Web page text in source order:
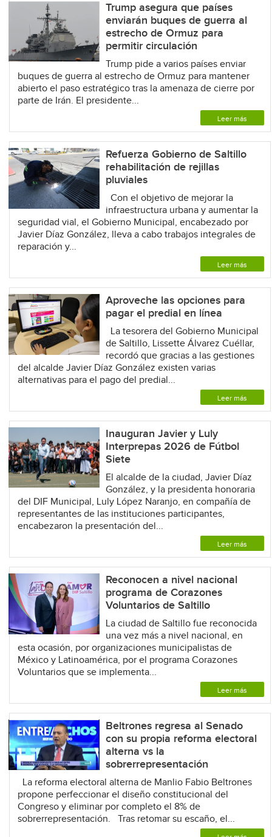
Trump asegura que países
enviarán buques de guerra al
estrecho de Ormuz para
permitir circulación
Trump pide a varios países enviar
buques de guerra al estrecho de Ormuz para mantener
abierto el paso estratégico tras la amenaza de cierre por
parte de Irán. El presidente...
Leer más
Refuerza Gobierno de Saltillo
rehabilitación de rejillas
pluviales
Con el objetivo de mejorar la
infraestructura urbana y aumentar la
seguridad vial, el Gobierno Municipal, encabezado por
Javier Díaz González, lleva a cabo trabajos integrales de
reparación y...
Leer más
Aproveche las opciones para
pagar el predial en línea
La tesorera del Gobierno Municipal
de Saltillo, Lissette Álvarez Cuéllar,
recordó que gracias a las gestiones
del alcalde Javier Díaz González existen varias
alternativas para el pago del predial...
Leer más
Inauguran Javier y Luly
Interprepas 2026 de Fútbol
Siete
El alcalde de la ciudad, Javier Díaz
González, y la presidenta honoraria
del DIF Municipal, Luly López Naranjo, en compañía de
representantes de las instituciones participantes,
encabezaron la presentación del...
Leer más
Reconocen a nivel nacional
programa de Corazones
Voluntarios de Saltillo
La ciudad de Saltillo fue reconocida
una vez más a nivel nacional, en
esta ocasión, por organizaciones municipalistas de
México y Latinoamérica, por el programa Corazones
Voluntarios que se implementa...
Leer más
Beltrones regresa al Senado
con su propia reforma electoral
alterna vs la
sobrerrepresentación
La reforma electoral alterna de Manlio Fabio Beltrones
propone perfeccionar el diseño constitucional del
Congreso y eliminar por completo el 8% de
sobrerrepresentación. Tras retomar su escaño, el...